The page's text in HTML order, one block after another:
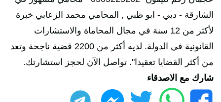
الشارقة - دبي - ابو ظبي , المحامي محمد الزعابي خبرة
لأكثر من 12 سنة في مجال المحاماة والاستشارات
القانونية في الدولة. لديه أكثر من 2200 قضية ناجحة وتعد
من أكثر القضايا تعقيدا". تواصل الآن لحجز استشارتك.
شارك مع الاصدقاء
فيسبوك
واتساب تويتر ماسنجر